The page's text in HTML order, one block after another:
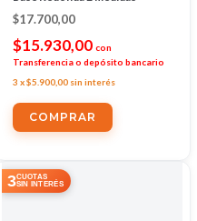
$17.700,00
$15.930,00 con
Transferencia o depósito bancario
3 x$5.900,00 sin interés
3CUOTAS
SIN INTERÉS